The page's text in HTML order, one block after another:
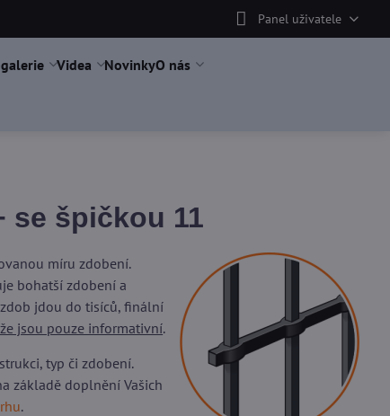
Panel uživatele
Videa NovinkyO nás
se špičkou 11
míru zdobení.
bohatší zdobení a
jdou do tisíců, finální
jsou pouze informativní.
typ či zdobení.
základě doplnění Vašich
.